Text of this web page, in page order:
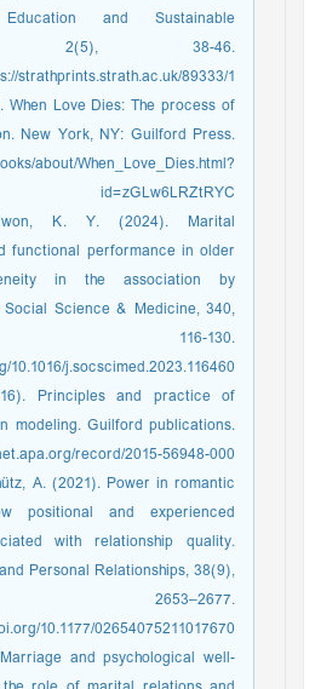
and Sustainable
2(5), 38-46.
strathprints.strath.ac.uk/89333/1
When Love Dies: The process of
New York, NY: Guilford Press.
about/When_Love_Dies.html?
id=zGLw6LRZtRYC
K. Y. (2024). Marital
functional performance in older
in the association by
Social Science & Medicine, 340,
116-130.
10.1016/j.socscimed.2023.116460
Principles and practice of
modeling. Guilford publications.
record/2015-56948-000
A. (2021). Power in romantic
positional and experienced
with relationship quality.
Personal Relationships, 38(9),
2653–2677.
10.1177/02654075211017670
and psychological well-